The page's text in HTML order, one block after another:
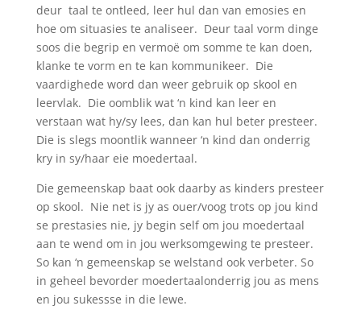
deur taal te ontleed, leer hul dan van emosies en
hoe om situasies te analiseer. Deur taal vorm dinge
soos die begrip en vermoë om somme te kan doen,
klanke te vorm en te kan kommunikeer. Die
vaardighede word dan weer gebruik op skool en
leervlak. Die oomblik wat ‘n kind kan leer en
verstaan wat hy/sy lees, dan kan hul beter presteer.
Die is slegs moontlik wanneer ‘n kind dan onderrig
kry in sy/haar eie moedertaal.
Die gemeenskap baat ook daarby as kinders presteer
op skool. Nie net is jy as ouer/voog trots op jou kind
se prestasies nie, jy begin self om jou moedertaal
aan te wend om in jou werksomgewing te presteer.
So kan ‘n gemeenskap se welstand ook verbeter. So
in geheel bevorder moedertaalonderrig jou as mens
en jou sukessse in die lewe.